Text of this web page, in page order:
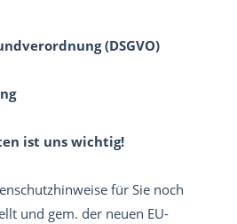
(DSGVO)
ist uns wichtig!
für Sie noch
und gem. der neuen EU-